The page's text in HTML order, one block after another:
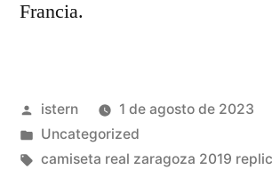
Francia.
Publicado
por
istern
1 de agosto de 2023
Publicado
en
Uncategorized
Etiquetas:
camiseta real zaragoza 2019